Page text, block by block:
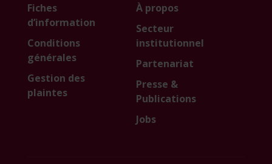
Fiches
d’information
Conditions
générales
Gestion des
plaintes
À propos
Secteur
institutionnel
Partenariat
Presse &
Publications
Jobs